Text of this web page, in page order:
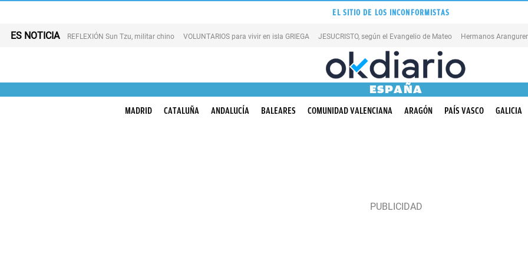
EL SITIO DE LOS INCONFORMISTAS
ES NOTICIA REFLEXIÓN Sun Tzu, militar chino VOLUNTARIOS para vivir en isla GRIEGA JESUCRISTO, según el Evangelio de Mateo Hermanos Aranguren
ESPAÑA
MADRID CATALUÑA ANDALUCÍA BALEARES COMUNIDAD VALENCIANA ARAGÓN PAÍS VASCO GALICIA